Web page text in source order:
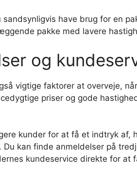
have brug for en
pakke med lavere
og
vigtige faktorer at overveje,
priser og gode
kunder for at få et indtryk af,
kan finde anmeldelser på
kundeservice direkte for at